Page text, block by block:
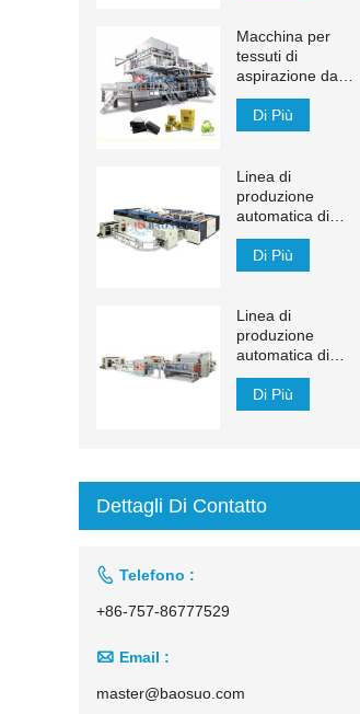
Macchina per
tessuti di
aspirazione da
1200 m / min
Di Più
Linea di
produzione
automatica di
veline facciali YH-
FGDi Più
Linea di
produzione
automatica di
fazzoletti per il viso
con trasferimento
automatico da
Di Più
Dettagli Di Contatto
 Telefono :
+86-757-86777529
 Email :
master@baosuo.com